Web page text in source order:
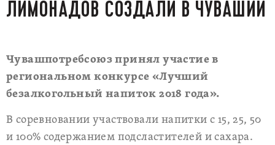
ЛИМОНАДОВ СОЗДАЛИ В ЧУВАШИИ
Чувашпотребсоюз принял участие в
региональном конкурсе «Лучший
безалкогольный напиток 2018 года».
В соревновании участвовали напитки с 15, 25, 50
и 100% содержанием подсластителей и сахара.